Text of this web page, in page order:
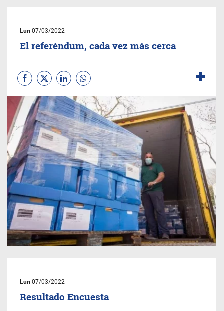
Lun 07/03/2022
El referéndum, cada vez más cerca
Lun 07/03/2022
Resultado Encuesta